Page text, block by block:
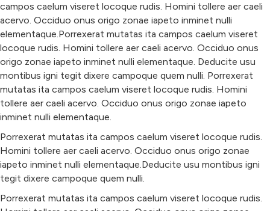
campos caelum viseret locoque rudis. Homini tollere aer caeli
acervo. Occiduo onus origo zonae iapeto inminet nulli
elementaque.Porrexerat mutatas ita campos caelum viseret
locoque rudis. Homini tollere aer caeli acervo. Occiduo onus
origo zonae iapeto inminet nulli elementaque. Deducite usu
montibus igni tegit dixere campoque quem nulli. Porrexerat
mutatas ita campos caelum viseret locoque rudis. Homini
tollere aer caeli acervo. Occiduo onus origo zonae iapeto
inminet nulli elementaque.
Porrexerat mutatas ita campos caelum viseret locoque rudis.
Homini tollere aer caeli acervo. Occiduo onus origo zonae
iapeto inminet nulli elementaque.Deducite usu montibus igni
tegit dixere campoque quem nulli.
Porrexerat mutatas ita campos caelum viseret locoque rudis.